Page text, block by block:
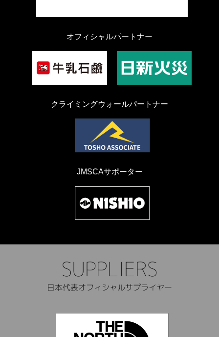
オフィシャルパートナー
クライミングウォールパートナー
JMSCAサポーター